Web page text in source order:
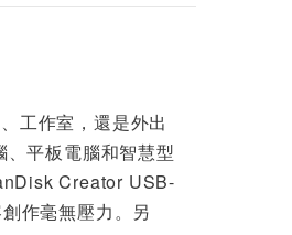
SANDISK Extreme
Z480 Ultra Slide U
SB Type-C 隨身碟
$749
SANDISK Extreme
Fit USB-C CZ530 1
工作室，還是外出
平板電腦和智慧型
Creator USB-
作毫無壓力。另